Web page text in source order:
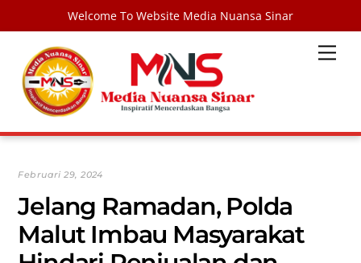
Welcome To Website Media Nuansa Sinar
content
Februari 29, 2024
Jelang Ramadan, Polda
Malut Imbau Masyarakat